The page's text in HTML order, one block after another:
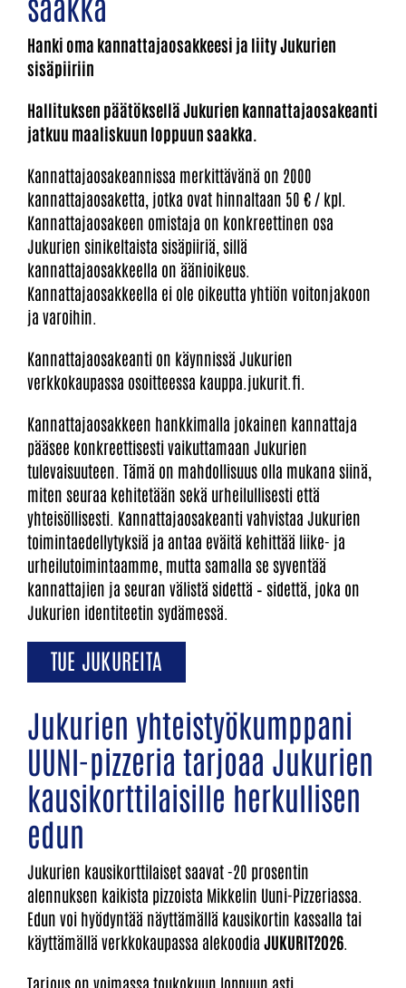
Hanki oma kannattajaosakkeesi ja liity Jukurien
sisäpiiriin
​​​​​​​Hallituksen päätöksellä Jukurien kannattajaosakeanti
jatkuu maaliskuun loppuun saakka.
Kannattajaosakeannissa merkittävänä on 2000
kannattajaosaketta, jotka ovat hinnaltaan 50 € / kpl.
Kannattajaosakeen omistaja on konkreettinen osa
Jukurien sinikeltaista sisäpiiriä, sillä
kannattajaosakkeella on äänioikeus.
Kannattajaosakkeella ei ole oikeutta yhtiön voitonjakoon
ja varoihin.
Kannattajaosakeanti on käynnissä Jukurien
verkkokaupassa osoitteessa kauppa.jukurit.fi.
Kannattajaosakkeen hankkimalla jokainen kannattaja
pääsee konkreettisesti vaikuttamaan Jukurien
tulevaisuuteen. Tämä on mahdollisuus olla mukana siinä,
miten seuraa kehitetään sekä urheilullisesti että
yhteisöllisesti. Kannattajaosakeanti vahvistaa Jukurien
toimintaedellytyksiä ja antaa eväitä kehittää liike- ja
urheilutoimintaamme, mutta samalla se syventää
kannattajien ja seuran välistä sidettä – sidettä, joka on
Jukurien identiteetin sydämessä.
TUE JUKUREITA
Jukurien yhteistyökumppani
UUNI-pizzeria tarjoaa Jukurien
kausikorttilaisille herkullisen
edun
Jukurien kausikorttilaiset saavat -20 prosentin
alennuksen kaikista pizzoista Mikkelin Uuni-Pizzeriassa.
Edun voi hyödyntää näyttämällä kausikortin kassalla tai
käyttämällä verkkokaupassa alekoodia JUKURIT2026
Tarjous on voimassa toukokuun loppuun asti.